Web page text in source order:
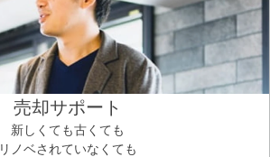
売却サポート
新しくても古くても
リノベされていなくても